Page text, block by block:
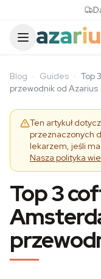
Blog · Guides · Top
przewodnik od Azarius
Ten artykuł
przeznaczonych
lekarzem, jeśli
Nasza polityka
Top 3